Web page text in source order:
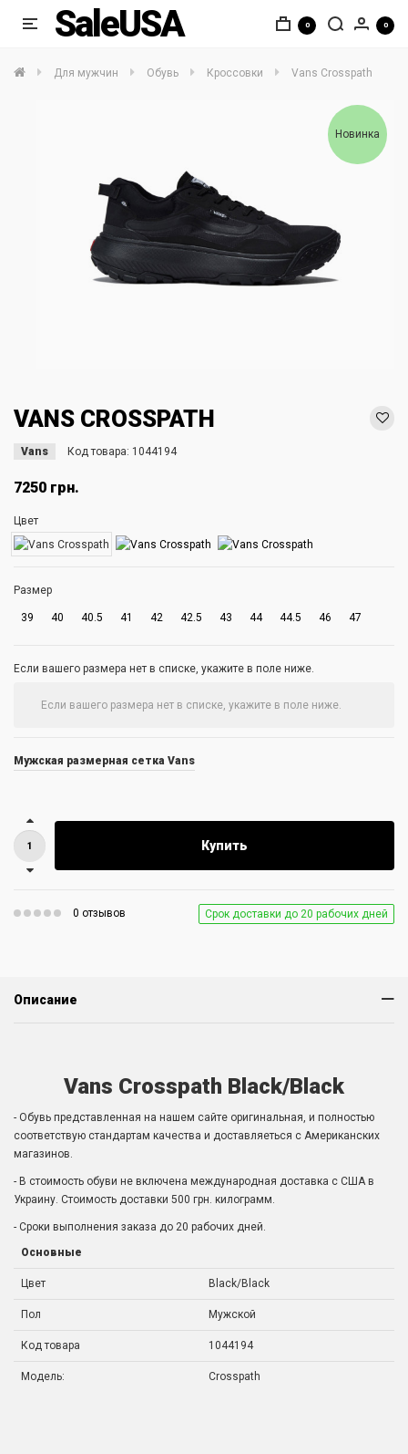
SaleUSA 0 0
Для мужчин Обувь Кроссовки Vans Crosspath
Новинка
VANS CROSSPATH
Vans Код товара: 1044194
7250 грн.
Цвет
Размер
39 40 40.5 41 42 42.5 43 44 44.5 46 47
Если вашего размера нет в списке, укажите в поле ниже.
Мужская размерная сетка Vans
Купить
0 отзывов Срок доставки до 20 рабочих дней
Описание
Vans Crosspath Black/Black
- Обувь представленная на нашем сайте оригинальная, и полностью
соответствую стандартам качества и доставляеться с Американских
магазинов.
- В стоимость обуви не включена международная доставка с США в
Украину. Стоимость доставки 500 грн. килограмм.
- Сроки выполнения заказа до 20 рабочих дней.
Основные
Цвет Black/Black
Пол Мужской
Код товара 1044194
Модель: Crosspath